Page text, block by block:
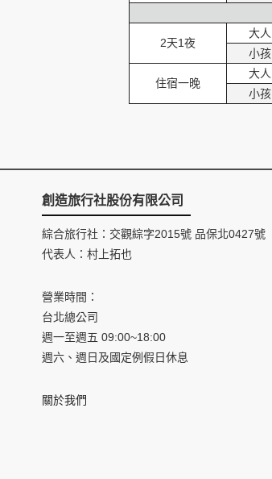
2天1夜
大人
小孩
住宿一晚
大人
小孩
創造旅行社股份有限公司
綜合旅行社：交觀綜字2015號 品保北0427號
代表人：村上拓也
營業時間：
台北總公司
週一至週五 09:00~18:00
週六、週日及國定例假日休息
關於我們